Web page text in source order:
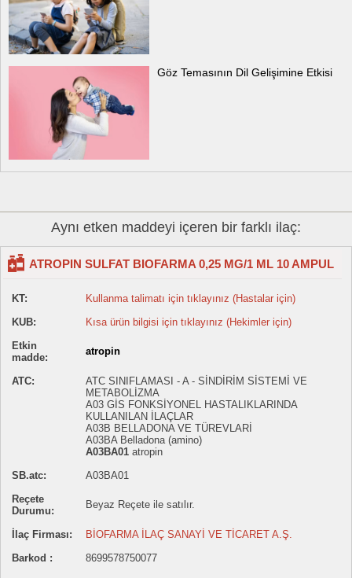
Göz Temasının Dil Gelişimine Etkisi
Aynı etken maddeyi içeren bir farklı ilaç:
ATROPIN SULFAT BIOFARMA 0,25 MG/1 ML 10 AMPUL
KT:
Kullanma talimatı için tıklayınız (Hastalar için)
KUB:
Kısa ürün bilgisi için tıklayınız (Hekimler için)
Etkin
madde:
atropin
ATC:
ATC SINIFLAMASI - A - SİNDİRİM SİSTEMİ VE
METABOLİZMA
A03 GİS FONKSİYONEL HASTALIKLARINDA
KULLANILAN İLAÇLAR
A03B BELLADONA VE TÜREVLARİ
A03BA Belladona (amino)
A03BA01 atropin
SB.atc:
A03BA01
Reçete
Durumu:
Beyaz Reçete ile satılır.
İlaç Firması:
BİOFARMA İLAÇ SANAYİ VE TİCARET A.Ş.
Barkod :
8699578750077